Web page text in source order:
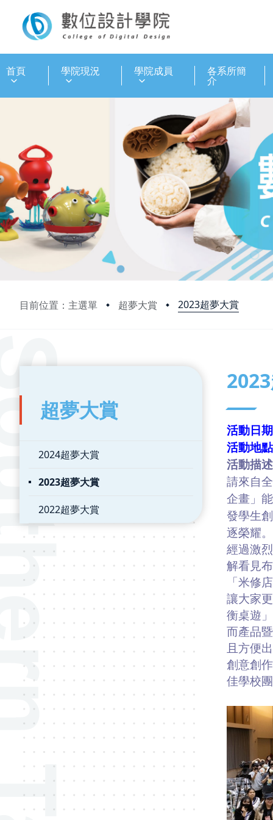
首頁 學院現況 學院成員 各系所簡
介
目前位置：主選單 超夢大賞 2023超夢大賞
:::
超夢大賞
2024超夢大賞
2023超夢大賞
2022超夢大賞
活動日
活動地
活動描
請來自
企畫」
發學生
逐榮耀。
經過激
解看見
「米修
讓大家
衡桌遊
而產品
且方便
創意創
佳學校